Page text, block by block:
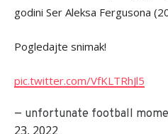
godini Ser Aleksa Fergusona
Pogledajte snimak!
pic.twitter.com/VfKLTRhJl5
— unfortunate football
23, 2022